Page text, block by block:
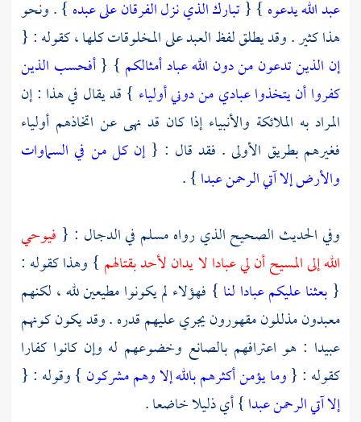
عبد الله يدعوه } {تبارك الذي نزل الفرقان على عبده } . ونحو
هذا كثير . وقد يطلق لفظ العبد على المخلوقات كلها ، كقوله : {
إن الذين تدعون من دون الله عباد أمثالكم } {أفحسب الذين
كفروا أن يتخذوا عبادي من دوني أولياء } قد يقال في هذا : إن
المراد به الملائكة والأنبياء إذا كان قد نهى عن اتخاذهم أولياء
فغيرهم بطريق الأولى . فقد قال : {إن كل من في السماوات
والأرض إلا آتي الرحمن عبدا} .
وفي الحديث الصحيح الذي رواهمسلم في الدجال : { فيوحي
الله إلى المسيح أن لي عبادا لا يدان لأحد بقتالهم } وهذا كقوله :
{ بعثنا عليكم عبادا لنا } فهؤلاء لم يكونوا مطيعين لله ، لكنهم
معبدون مذللون مقهورون يجري عليهم قدره . وقد يكون كونهم
عبيدا : هو اعترافهم بالصانع وخضوعهم له وإن كانوا كفارا
كقوله : {وما يؤمن أكثرهم بالله إلا وهم مشركون } وقوله : {
إلا آتي الرحمن عبدا} أي ذليلا خاضعا .